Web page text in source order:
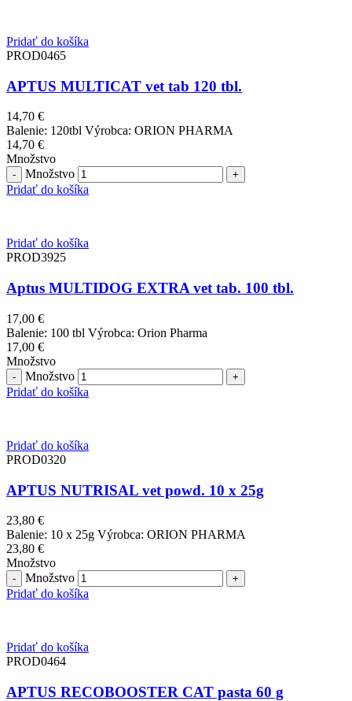
Pridať do košíka
PROD0465
APTUS MULTICAT vet tab 120 tbl.
14,70 €
Balenie: 120tbl Výrobca: ORION PHARMA
14,70 €
Množstvo
Množstvo
Pridať do košíka
Pridať do košíka
PROD3925
Aptus MULTIDOG EXTRA vet tab. 100 tbl.
17,00 €
Balenie: 100 tbl Výrobca: Orion Pharma
17,00 €
Množstvo
Množstvo
Pridať do košíka
Pridať do košíka
PROD0320
APTUS NUTRISAL vet powd. 10 x 25g
23,80 €
Balenie: 10 x 25g Výrobca: ORION PHARMA
23,80 €
Množstvo
Množstvo
Pridať do košíka
Pridať do košíka
PROD0464
APTUS RECOBOOSTER CAT pasta 60 g